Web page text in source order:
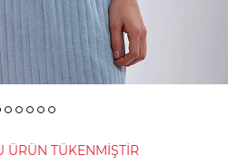
ÜRÜN TÜKENMİŞTİR